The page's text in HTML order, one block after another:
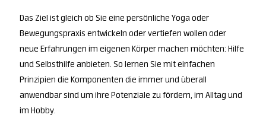
Das Ziel ist gleich ob Sie eine persönliche Yoga oder
Bewegungspraxis entwickeln oder vertiefen wollen oder
neue Erfahrungen im eigenen Körper machen möchten: Hilfe
und Selbsthilfe anbieten. So lernen Sie mit einfachen
Prinzipien die Komponenten die immer und überall
anwendbar sind um ihre Potenziale zu fördern, im Alltag und
im Hobby.